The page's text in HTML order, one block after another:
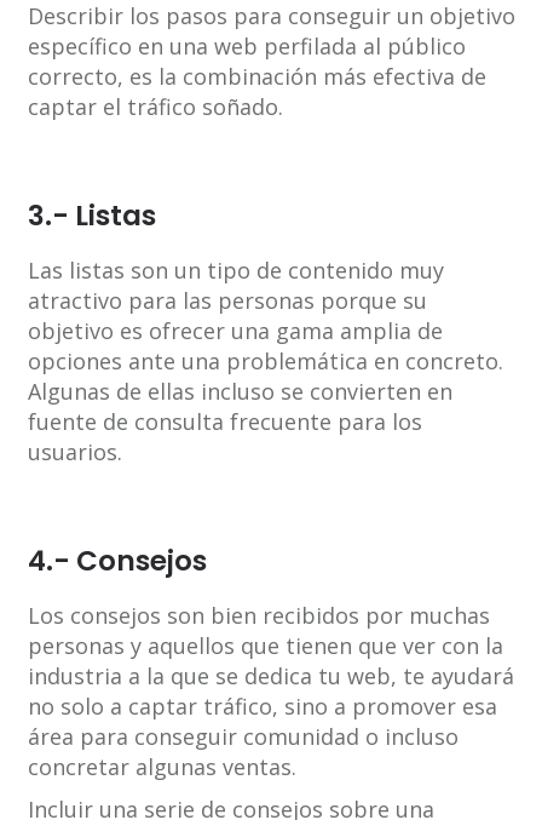
Describir los pasos para conseguir un objetivo
específico en una web perfilada al público
correcto, es la combinación más efectiva de
captar el tráfico soñado.
3.- Listas
Las listas son un tipo de contenido muy
atractivo para las personas porque su
objetivo es ofrecer una gama amplia de
opciones ante una problemática en concreto.
Algunas de ellas incluso se convierten en
fuente de consulta frecuente para los
usuarios.
4.- Consejos
Los consejos son bien recibidos por muchas
personas y aquellos que tienen que ver con la
industria a la que se dedica tu web, te ayudará
no solo a captar tráfico, sino a promover esa
área para conseguir comunidad o incluso
concretar algunas ventas.
Incluir una serie de consejos sobre una